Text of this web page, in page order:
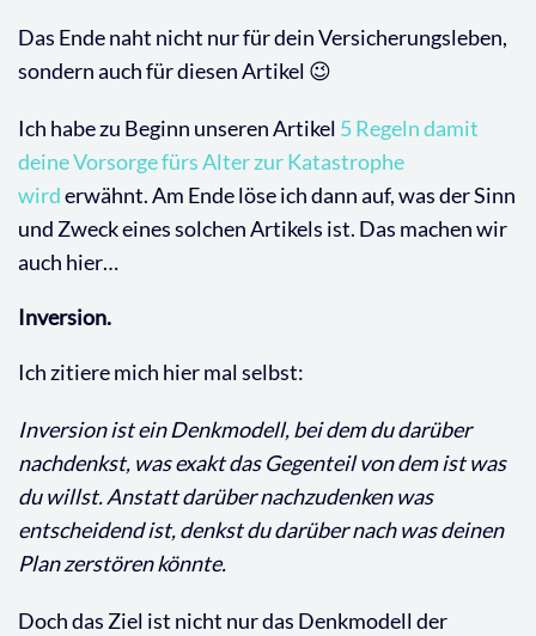
Das Ende naht nicht nur für dein Versicherungsleben,
sondern auch für diesen Artikel 😉
Ich habe zu Beginn unseren Artikel 5 Regeln damit
deine Vorsorge fürs Alter zur Katastrophe
wirderwähnt. Am Ende löse ich dann auf, was der Sinn
und Zweck eines solchen Artikels ist. Das machen wir
auch hier…
Inversion.
Ich zitiere mich hier mal selbst:
Inversion ist ein Denkmodell, bei dem du darüber
nachdenkst, was exakt das Gegenteil von dem ist was
du willst. Anstatt darüber nachzudenken was
entscheidend ist, denkst du darüber nach was deinen
Plan zerstören könnte.
Doch das Ziel ist nicht nur das Denkmodell der